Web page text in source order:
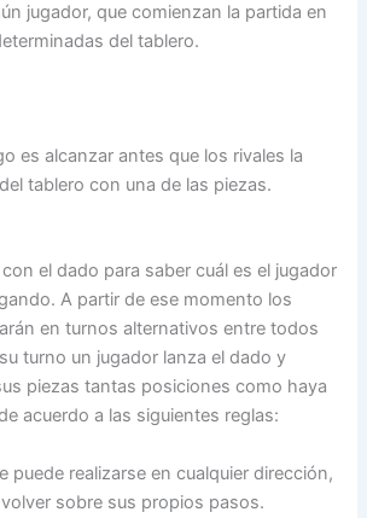
jugador, que comienzan la partida en
del tablero.
es alcanzar antes que los rivales la
tablero con una de las piezas.
el dado para saber cuál es el jugador
A partir de ese momento los
en turnos alternativos entre todos
turno un jugador lanza el dado y
piezas tantas posiciones como haya
acuerdo a las siguientes reglas:
puede realizarse en cualquier dirección,
sobre sus propios pasos.